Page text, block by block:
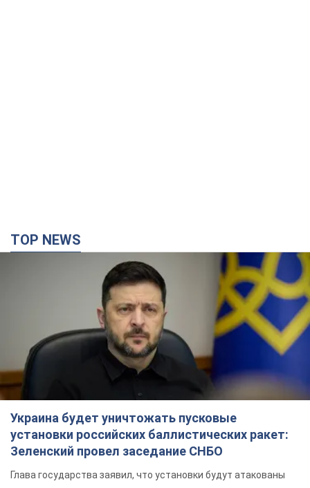
TOP NEWS
Украина будет уничтожать пусковые
установки российских баллистических ракет:
Зеленский провел заседание СНБО
Глава государства заявил, что установки будут атакованы